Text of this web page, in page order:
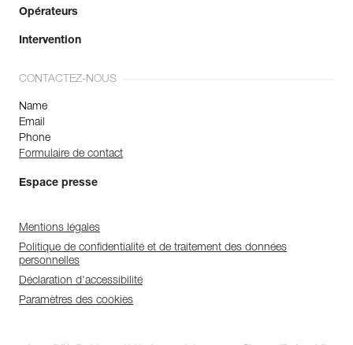
Opérateurs
Intervention
CONTACTEZ-NOUS
Name
Email
Phone
Formulaire de contact
Espace presse
Mentions légales
Politique de confidentialité et de traitement des données
personnelles
Déclaration d'accessibilité
Paramètres des cookies